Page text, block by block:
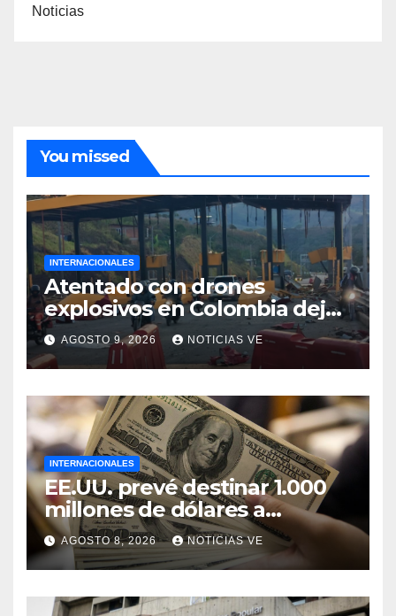
Noticias
You missed
INTERNACIONALES
Atentado con drones
explosivos en Colombia deja
un policía muerto
AGOSTO 9, 2026 NOTICIAS VE
INTERNACIONALES
EE.UU. prevé destinar 1.000
millones de dólares a
Colombia para un paquete
de seguridad
AGOSTO 8, 2026 NOTICIAS VE